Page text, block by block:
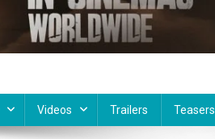
Videos Trailers Teasers